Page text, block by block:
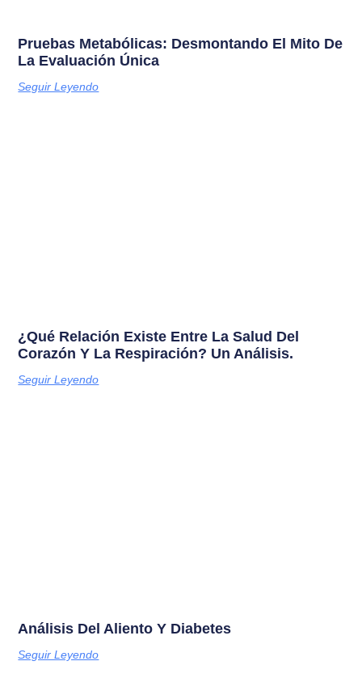
Pruebas Metabólicas: Desmontando El Mito De
La Evaluación Única
Seguir Leyendo
¿Qué Relación Existe Entre La Salud Del
Corazón Y La Respiración? Un Análisis.
Seguir Leyendo
Análisis Del Aliento Y Diabetes
Seguir Leyendo